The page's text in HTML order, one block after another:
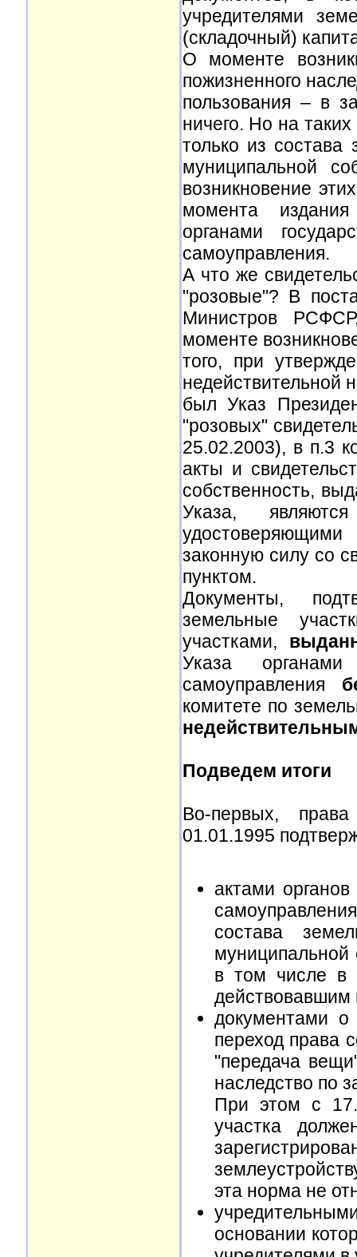
учредителями
(складочный)
О моменте
пожизненного
пользования – в
ничего. Но на
только из состава
муниципальной
возникновение
момента издания
органами
самоуправления.
А что же
"розовые"? В
Министров
моменте
того, при
недействительной
был Указ
"розовых"
25.02.2003), в п.3
акты и
собственность,
Указа,
законную силу со
пунктом.
Документы,
земельные
участками,
Указа
самоуправления
комитете по
Подведем итоги
Во-первых,
01.01.1995
актами
состава
муниципальной
в том числе в
действовавшим
документами о
переход права
"передача
наследство по
При этом с
участка
эта норма не
основании